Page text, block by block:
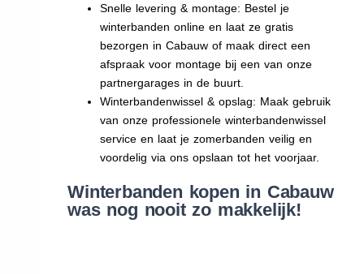
Snelle levering & montage: Bestel je
winterbanden online en laat ze gratis
bezorgen in Cabauw of maak direct een
afspraak voor montage bij een van onze
partnergarages in de buurt.
Winterbandenwissel & opslag: Maak gebruik
van onze professionele winterbandenwissel
service en laat je zomerbanden veilig en
voordelig via ons opslaan tot het voorjaar.
Winterbanden kopen in Cabauw
was nog nooit zo makkelijk!